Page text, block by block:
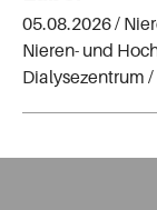
05.08.2026 /
Nieren- und
Dialysezentrum /